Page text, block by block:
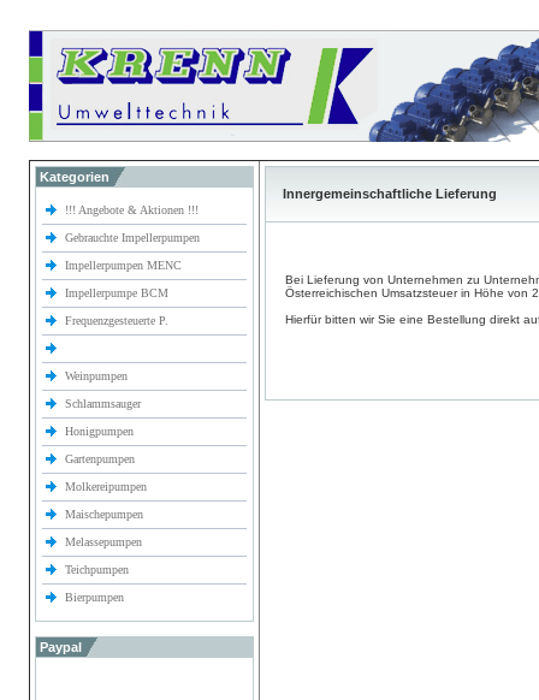
Kategorien
!!! Angebote & Aktionen !!!
Gebrauchte Impellerpumpen
Impellerpumpen MENC
Impellerpumpe BCM
Frequenzgesteuerte P.
Weinpumpen
Schlammsauger
Honigpumpen
Gartenpumpen
Molkereipumpen
Maischepumpen
Melassepumpen
Teichpumpen
Bierpumpen
Paypal
Innergemeinschaftliche Lieferung
Bei Lieferung von Unternehmen zu
Österreichischen Umsatzsteuer in Höhe von
Hierfür bitten wir Sie eine Bestellung direkt